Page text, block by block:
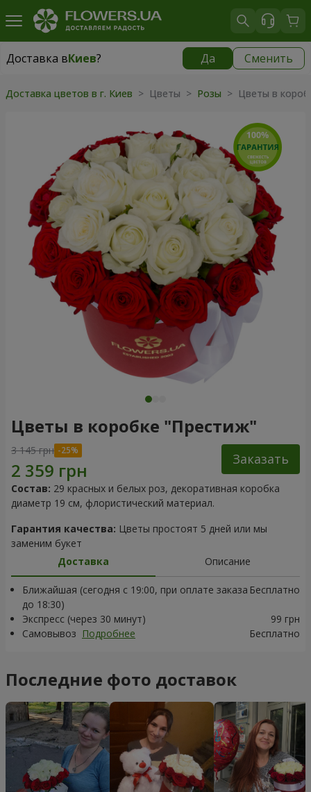
Доставка вКиев? Да Сменить
Доставка вКиев
Доставка цветов в г. Киев > Цветы > Розы > Цветы в
Цветы в коробке "Престиж"
3 145 грн
Заказать
Состав: 29 красных и белых роз, декоративная коробка
диаметр 19 см, флористический материал.
Гарантия качества: Цветы простоят 5 дней или мы
заменим букет
Доставка
Описание
Ближайшая (сегодня с 19:00, при оплате заказа
до 18:30)
Бесплатно
Экспресс (через 30 минут)
99 грн
Самовывоз Подробнее Бесплатно
Последние фото доставок